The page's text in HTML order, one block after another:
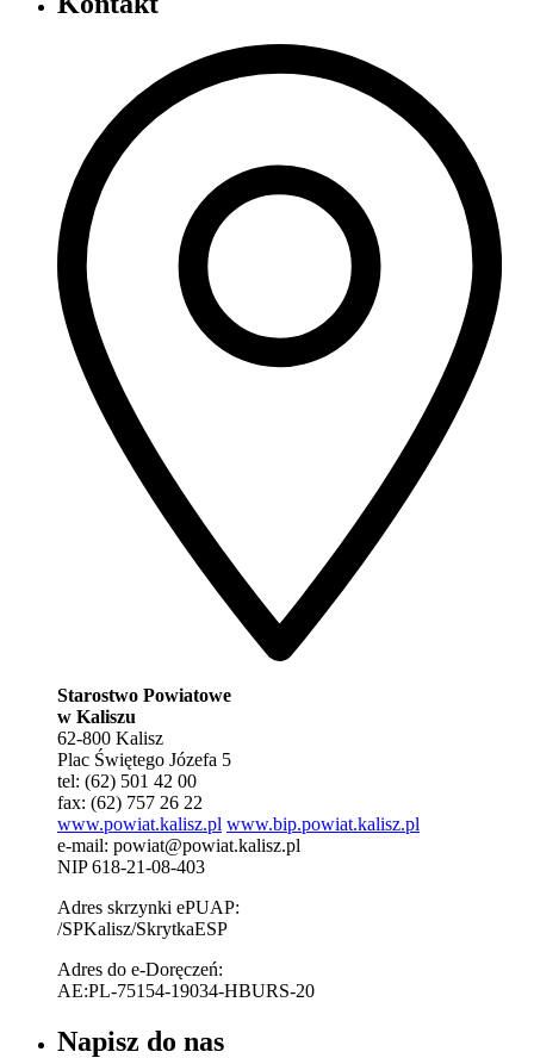
Starostwo Powiatowe
w Kaliszu
62-800 Kalisz
Plac Świętego Józefa 5
tel: (62) 501 42 00
fax: (62) 757 26 22
www.powiat.kalisz.pl www.bip.powiat.kalisz.pl
e-mail: powiat@powiat.kalisz.pl
NIP 618-21-08-403
Adres skrzynki ePUAP:
/SPKalisz/SkrytkaESP
Adres do e-Doręczeń:
AE:PL-75154-19034-HBURS-20
Napisz do nas